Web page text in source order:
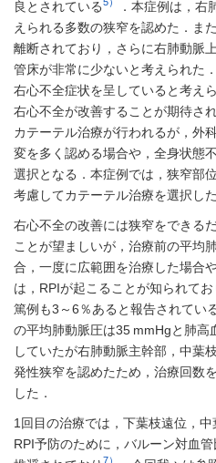
良とされている5）
．本症例は，右
えられる多数の狭窄を認めた．ま
離断されており，さらに右肺動脈
管床が非常に少ないと考えられた
右心不全症状を呈していると考え
右心不全が改善することが期待さ
カテーテル治療が行われるが，外
変を多く認める場合や，全身状態
選択となる．本症例では，狭窄部
考慮してカテーテル治療を選択した
右心不全の改善には狭窄をできる
ことが望ましいが，治療前の平均
合，一度に広範囲を治療した場合
は，RPIが起こることが知られてお
篤例も3～6％あると報告されてい
の平均肺動脈圧は35 mmHgと肺高
していたが右肺動脈主幹部，中葉
発性狭窄を認めたため，治療回数
した．
1回目の治療では，下葉枝遠位，
RPI予防のために，バルーン対血
7）